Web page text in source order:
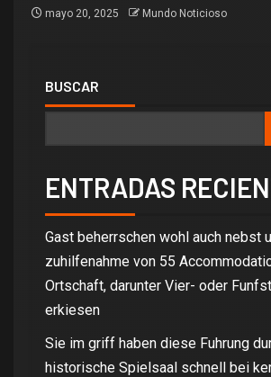
mayo 20, 2025 Mundo Noticioso
BUSCAR
ENTRADAS
Gast beherrschen wohl auch nebst
zuhilfenahme von 55
Ortschaft, darunter Vier- oder
erkiesen
Sie im griff haben diese Fuhrung
historische Spielsaal schnell bei